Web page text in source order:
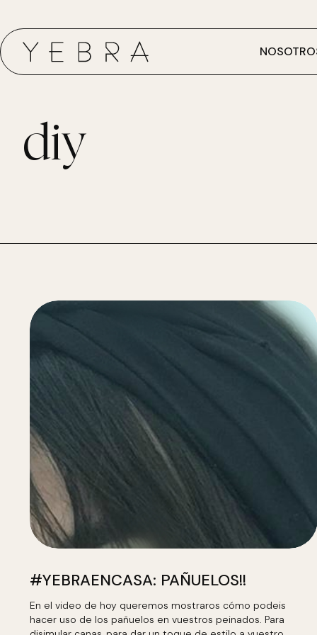
diy
#YEBRAENCASA: PAÑUELOS!!
En el video de hoy queremos mostraros cómo podeis
hacer uso de los pañuelos en vuestros peinados. Para